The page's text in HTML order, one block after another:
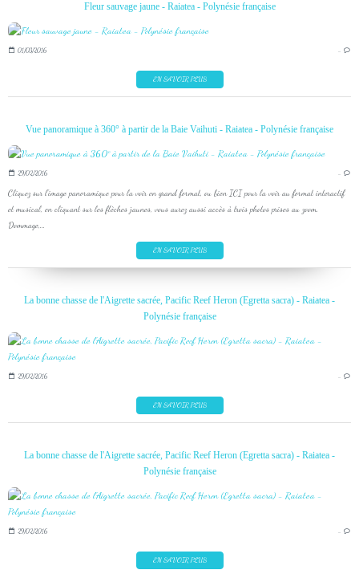
Fleur sauvage jaune - Raiatea - Polynésie française
01/03/2016 …
EN SAVOIR PLUS
Vue panoramique à 360° à partir de la Baie Vaihuti - Raiatea - Polynésie française
29/02/2016 …
Cliquez sur l'image panoramique pour la voir en grand format, ou bien ICI pour la voir au format interactif
et musical, en cliquant sur les flèches jaunes, vous aurez aussi accès à trois photos prises au zoom.
Dommage,...
EN SAVOIR PLUS
La bonne chasse de l'Aigrette sacrée, Pacific Reef Heron (Egretta sacra) - Raiatea -
Polynésie française
29/02/2016 …
EN SAVOIR PLUS
La bonne chasse de l'Aigrette sacrée, Pacific Reef Heron (Egretta sacra) - Raiatea -
Polynésie française
29/02/2016 …
EN SAVOIR PLUS